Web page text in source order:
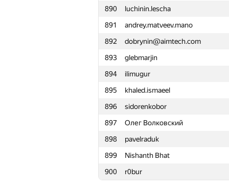
890
luchinin.lescha
891
andrey.matveev.mano
892
dobrynin@aimtech.com
893
glebmarjin
894
ilimugur
895
khaled.ismaeel
896
sidorenkobor
897
Олег Волковский
898
pavelraduk
899
Nishanth Bhat
900
r0bur
867
vlad.zhcherbina
868
mku
869
Severin.Klim
870
Игорь Смирнов
871
filipeabelha
872
dvp
873
neonomaly.x
874
dasunr
875
christopher.rech
876
DidiDianyshka
877
jpsbur